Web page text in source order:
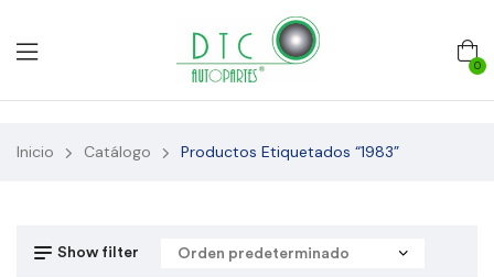
0
Inicio Catálogo Productos Etiquetados “1983”
Show filter